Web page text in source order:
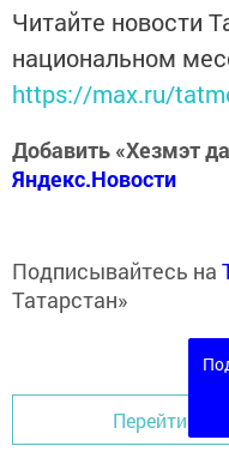
Читайте новости
национальном
https://max.ru/
Добавить «Хезмэт
Яндекс.Новости
Подписывайтесь на
Татарстан»
Перейти на